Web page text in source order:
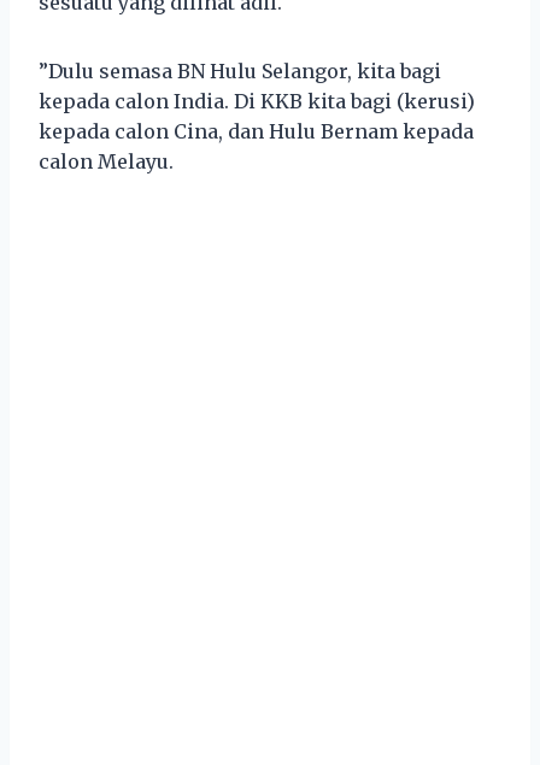
”Dulu semasa BN Hulu Selangor, kita bagi
kepada calon India. Di KKB kita bagi (kerusi)
kepada calon Cina, dan Hulu Bernam kepada
calon Melayu.